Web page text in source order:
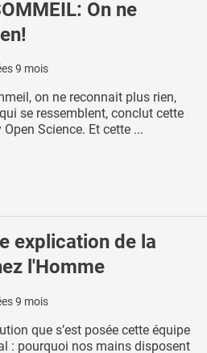
On ne
9 mois
on ne reconnait plus rien,
se ressemblent, conclut cette
Science. Et cette ...
explication de la
l'Homme
9 mois
que s’est posée cette équipe
: pourquoi nos mains disposent